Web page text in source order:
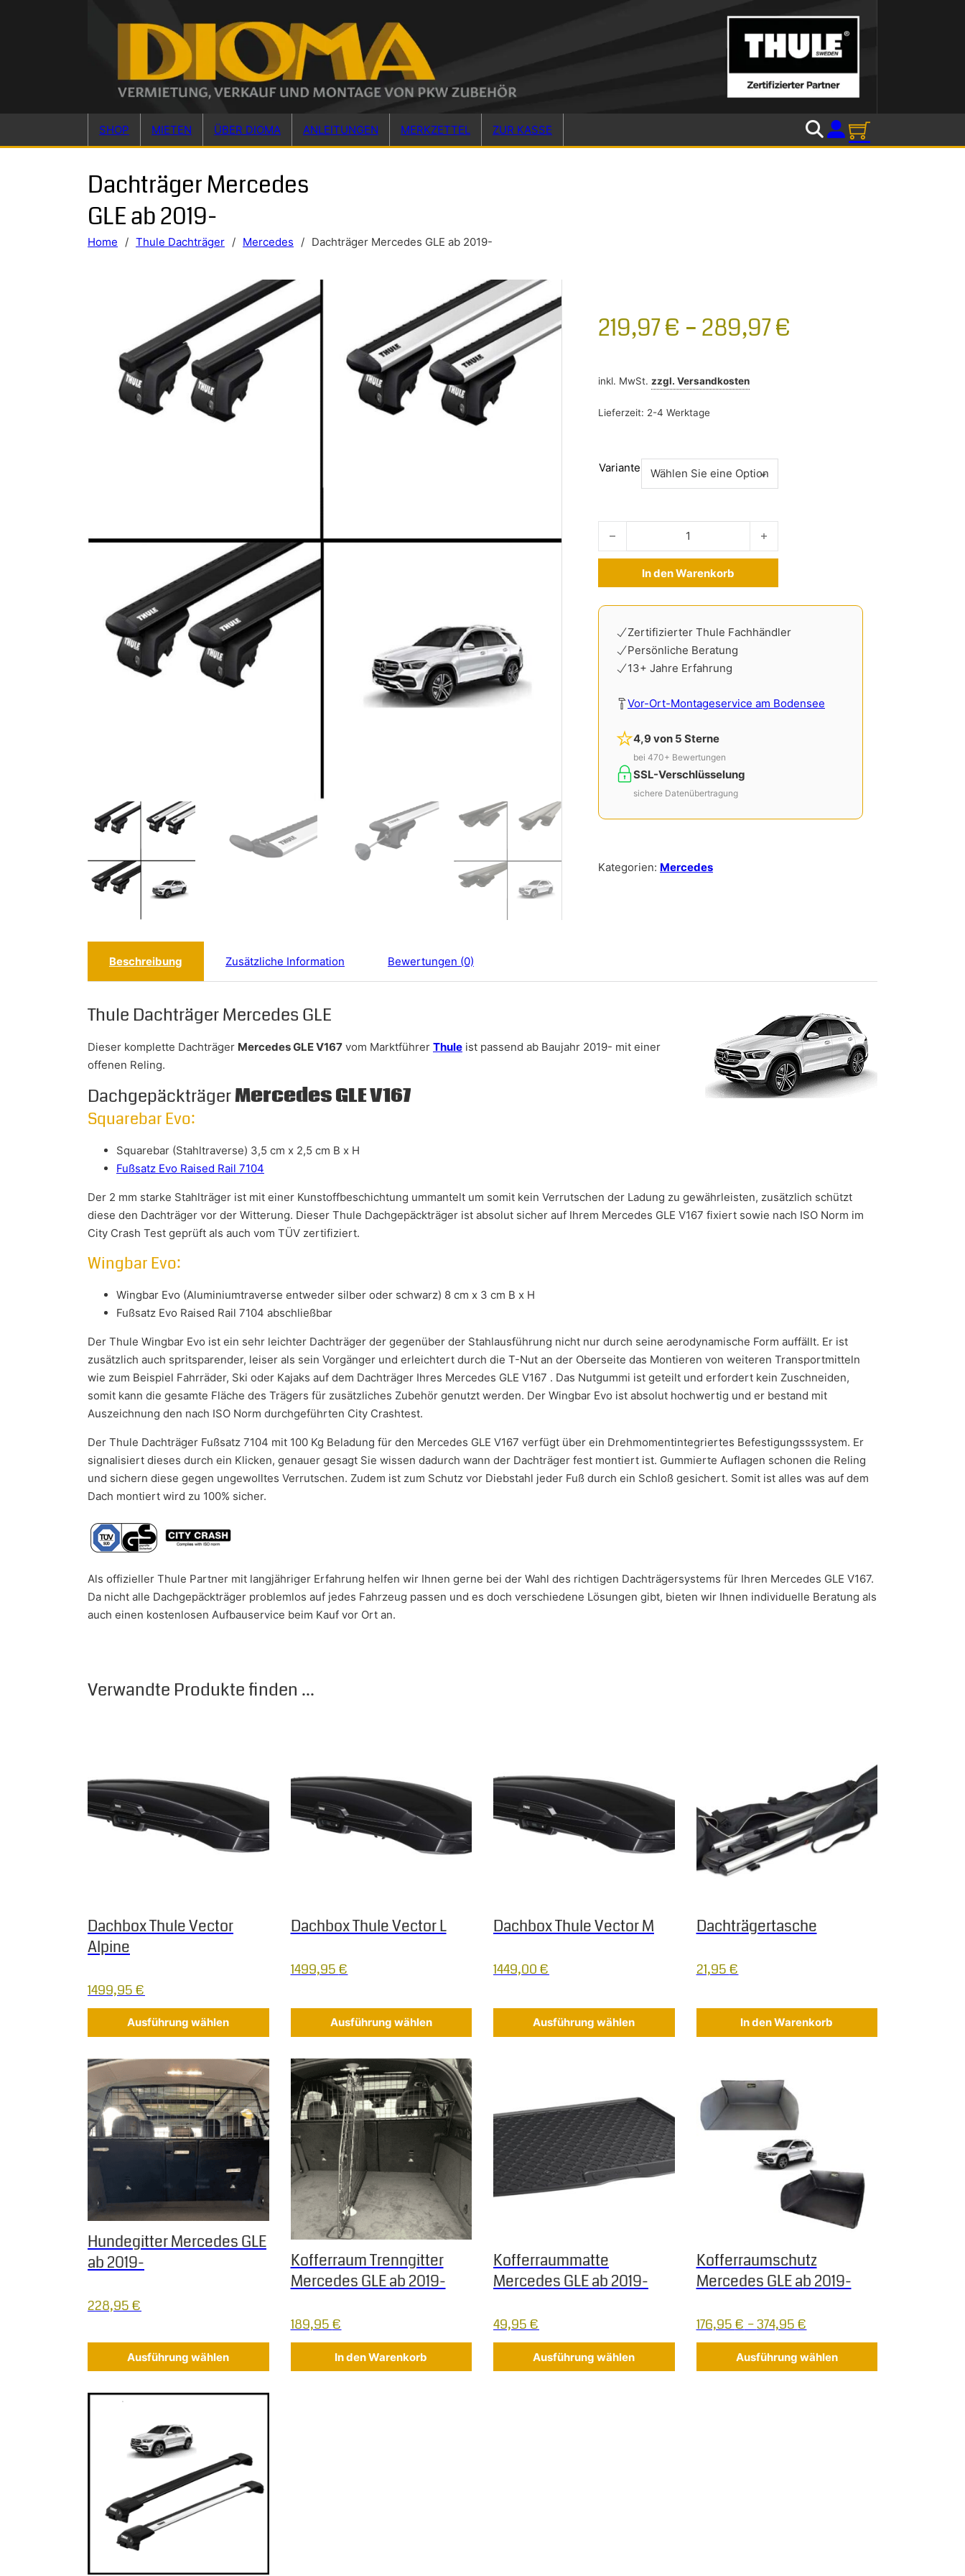
SHOP MIETEN ÜBER DIOMA ANLEITUNGEN MERKZETTEL ZUR KASSE
Dachträger Mercedes
GLE ab 2019-
Home / Thule Dachträger / Mercedes / Dachträger Mercedes GLE ab 2019-
219,97€ – 289,97€
inkl. MwSt. zzgl. Versandkosten
Lieferzeit: 2-4 Werktage
Variante
Dachträger Mercedes GLE ab 2019- Menge
In den Warenkorb
Zertifizierter Thule Fachhändler
Persönliche Beratung
13+ Jahre Erfahrung
Vor-Ort-Montageservice am Bodensee
4,9 von 5 Sterne
bei 470+ Bewertungen
SSL-Verschlüsselung
sichere Datenübertragung
Kategorien: Mercedes
Beschreibung Zusätzliche Information Bewertungen (0)
Thule Dachträger Mercedes GLE
Dieser komplette Dachträger Mercedes GLE V167 vom Marktführer Thule ist passend ab Baujahr 2019- mit einer
offenen Reling.
DachgepäckträgerMercedes GLE V167
Squarebar Evo:
Squarebar (Stahltraverse) 3,5 cm x 2,5 cm B x H
Fußsatz Evo Raised Rail 7104
Der 2 mm starke Stahlträger ist mit einer Kunstoffbeschichtung ummantelt um somit kein Verrutschen der Ladung zu gewährleisten, zusätzlich schützt
diese den Dachträger vor der Witterung. Dieser Thule Dachgepäckträger ist absolut sicher auf Ihrem Mercedes GLE V167 fixiert sowie nach ISO Norm im
City Crash Test geprüft als auch vom TÜV zertifiziert.
Wingbar Evo:
Wingbar Evo (Aluminiumtraverse entweder silber oder schwarz) 8 cm x 3 cm B x H
Fußsatz Evo Raised Rail 7104 abschließbar
Der Thule Wingbar Evo ist ein sehr leichter Dachträger der gegenüber der Stahlausführung nicht nur durch seine aerodynamische Form auffällt. Er ist
zusätzlich auch spritsparender, leiser als sein Vorgänger und erleichtert durch die T-Nut an der Oberseite das Montieren von weiteren Transportmitteln
wie zum Beispiel Fahrräder, Ski oder Kajaks auf dem Dachträger Ihres Mercedes GLE V167 . Das Nutgummi ist geteilt und erfordert kein Zuschneiden,
somit kann die gesamte Fläche des Trägers für zusätzliches Zubehör genutzt werden. Der Wingbar Evo ist absolut hochwertig und er bestand mit
Auszeichnung den nach ISO Norm durchgeführten City Crashtest.
Der Thule Dachträger Fußsatz 7104 mit 100 Kg Beladung für den Mercedes GLE V167 verfügt über ein Drehmomentintegriertes Befestigungsssystem. Er
signalisiert dieses durch ein Klicken, genauer gesagt Sie wissen dadurch wann der Dachträger fest montiert ist. Gummierte Auflagen schonen die Reling
und sichern diese gegen ungewolltes Verrutschen. Zudem ist zum Schutz vor Diebstahl jeder Fuß durch ein Schloß gesichert. Somit ist alles was auf dem
Dach montiert wird zu 100% sicher.
Als offizieller Thule Partner mit langjähriger Erfahrung helfen wir Ihnen gerne bei der Wahl des richtigen Dachträgersystems für Ihren Mercedes GLE V167.
Da nicht alle Dachgepäckträger problemlos auf jedes Fahrzeug passen und es doch verschiedene Lösungen gibt, bieten wir Ihnen individuelle Beratung als
auch einen kostenlosen Aufbauservice beim Kauf vor Ort an.
Verwandte Produkte finden ...
Dachbox Thule Vector
Alpine
1499,95€
Ausführung wählen
Dachbox Thule Vector L
1499,95€
Ausführung wählen
Dachbox Thule Vector M
1449,00€
Ausführung wählen
Dachträgertasche
21,95€
In den Warenkorb
Hundegitter Mercedes GLE
ab 2019-
228,95€
Ausführung wählen
Dieses Produkt weist mehrere Varianten auf. Die Optionen können auf der Produktseite gewählt werden
Kofferraum Trenngitter
Mercedes GLE ab 2019-
189,95€
In den Warenkorb
Kofferraummatte
Mercedes GLE ab 2019-
49,95€
Ausführung wählen
Kofferraumschutz
Mercedes GLE ab 2019-
176,95€–374,95€
Ausführung wählen
Dieses Produkt weist mehrere Varianten auf. Die Optionen können auf der Produktseite gewählt werden